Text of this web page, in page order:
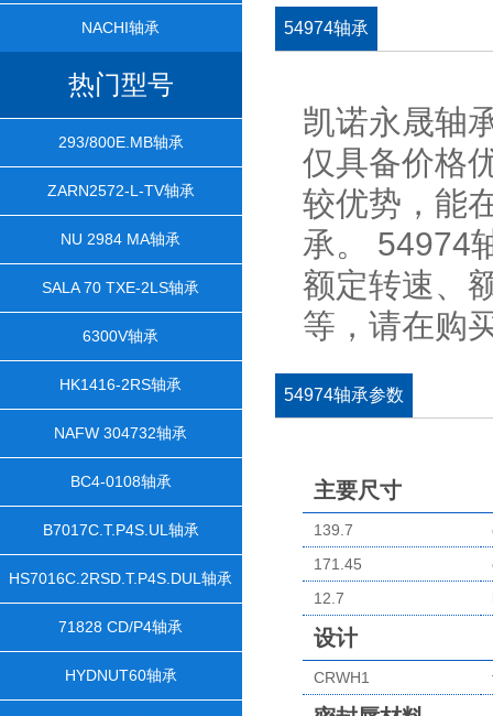
NACHI轴承
热门型号
293/800E.MB轴承
ZARN2572-L-TV轴承
NU 2984 MA轴承
SALA 70 TXE-2LS轴承
6300V轴承
HK1416-2RS轴承
NAFW 304732轴承
BC4-0108轴承
B7017C.T.P4S.UL轴承
HS7016C.2RSD.T.P4S.DUL轴承
71828 CD/P4轴承
HYDNUT60轴承
54974轴承
凯诺永晟轴
仅具备价格
较优势，能
承。 54974
额定转速、
等，请在购
54974轴承参数
主要尺寸
139.7
171.45
12.7
设计
CRWH1